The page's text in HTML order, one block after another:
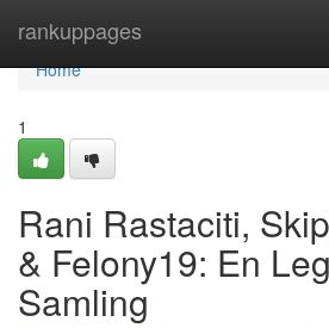
rankuppages
Home
Home
1
Rani Rastaciti,
& Felony19: En
Samling